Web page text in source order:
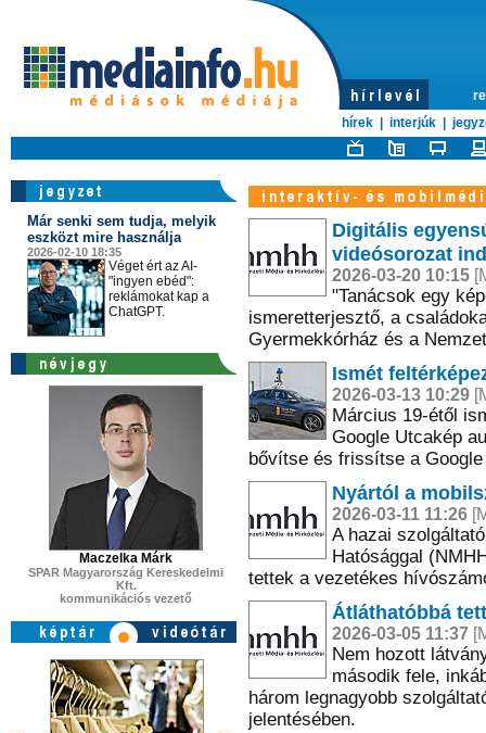
hírek
interjúk
Már senki sem tudja, melyik
eszközt mire használja
2026-02-10 18:35
Véget ért az AI-
"ingyen ebéd":
reklámokat kap a
ChatGPT.
Maczelka Márk
SPAR Magyarország Kereskedelmi
Kft.
kommunikációs vezető
Digitális
videósorozat
2026-03-20 10:15
"Tanácsok egy
ismeretterjesztő, a
Gyermekkórház és a
Ismét
2026-03-13 10:29
Március 19-étől
Google Utcakép
bővítse és frissítse a
Nyártól a
2026-03-11 11:26
A hazai
Hatósággal
tettek a vezetékes
Átláthatóbbá
2026-03-05 11:37
Nem hozott
második fele,
három legnagyobb
jelentésében.